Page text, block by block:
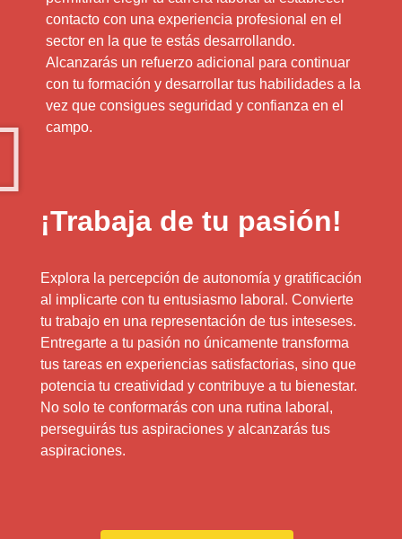
contacto con una experiencia profesional en el
sector en la que te estás desarrollando.
Alcanzarás un refuerzo adicional para continuar
con tu formación y desarrollar tus habilidades a la
vez que consigues seguridad y confianza en el
campo.
¡Trabaja de tu pasión!
Explora la percepción de autonomía y gratificación
al implicarte con tu entusiasmo laboral. Convierte
tu trabajo en una representación de tus inteseses.
Entregarte a tu pasión no únicamente transforma
tus tareas en experiencias satisfactorias, sino que
potencia tu creatividad y contribuye a tu bienestar.
No solo te conformarás con una rutina laboral,
perseguirás tus aspiraciones y alcanzarás tus
aspiraciones.